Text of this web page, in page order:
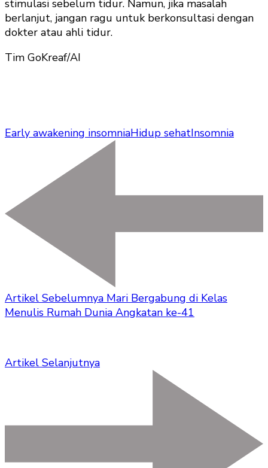
stimulasi sebelum tidur. Namun, jika masalah
berlanjut, jangan ragu untuk berkonsultasi dengan
dokter atau ahli tidur.
Tim GoKreaf/AI
Early awakening insomniaHidup sehatInsomnia
Artikel Sebelumnya Mari Bergabung di Kelas
Menulis Rumah Dunia Angkatan ke-41
Artikel Selanjutnya